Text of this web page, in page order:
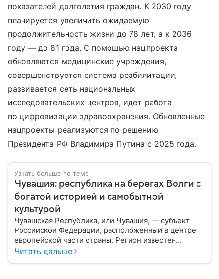
показателей долголетия граждан. К 2030 году
планируется увеличить ожидаемую
продолжительность жизни до 78 лет, а к 2036
году — до 81 года. С помощью нацпроекта
обновляются медицинские учреждения,
совершенствуется система реабилитации,
развивается сеть национальных
исследовательских центров, идет работа
по цифровизации здравоохранения. Обновленные
нацпроекты реализуются по решению
Президента РФ Владимира Путина с 2025 года.
Узнать больше по теме
Чувашия: республика на берегах Волги с
богатой историей и самобытной
культурой
Чувашская Республика, или Чувашия, — субъект
Российской Федерации, расположенный в центре
европейской части страны. Регион известен
древними традициями, развитой
Читать дальше